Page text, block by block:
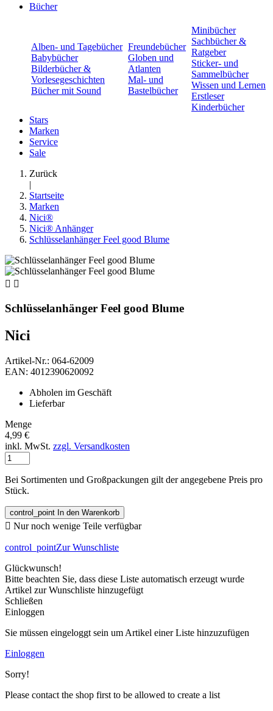
Bücher
Alben- und Tagebücher
Babybücher
Bilderbücher &
Vorlesegeschichten
Bücher mit Sound
Freundebücher
Globen und
Atlanten
Mal- und
Bastelbücher
Minibücher
Sachbücher &
Ratgeber
Sticker- und
Sammelbücher
Wissen und Lernen
Erstleser
Kinderbücher
Stars
Marken
Service
Sale
Zurück
|
Startseite
Marken
Nici®
Nici® Anhänger
Schlüsselanhänger Feel good Blume
 
Schlüsselanhänger Feel good Blume
Nici
Artikel-Nr.: 064-62009
EAN: 4012390620092
Abholen im Geschäft
Lieferbar
Menge
4,99 €
inkl. MwSt. zzgl. Versandkosten
Bei Sortimenten und Großpackungen gilt der angegebene Preis pro
Stück.
control_point In den Warenkorb
 Nur noch wenige Teile verfügbar
control_pointZur Wunschliste
Glückwunsch!
Bitte beachten Sie, dass diese Liste automatisch erzeugt wurde
Artikel zur Wunschliste hinzugefügt
Schließen
Einloggen
Sie müssen eingeloggt sein um Artikel einer Liste hinzuzufügen
Einloggen
Sorry!
Please contact the shop first to be allowed to create a list